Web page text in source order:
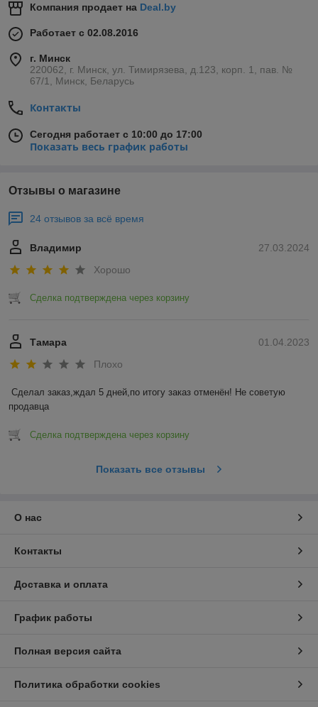
Компания продает на Deal.by
Работает с 02.08.2016
г. Минск
220062, г. Минск, ул. Тимирязева, д.123, корп. 1, пав. №
67/1, Минск, Беларусь
Контакты
Сегодня работает с 10:00 до 17:00
Показать весь график работы
Отзывы о магазине
24 отзывов за всё время
27.03.2024
Владимир
Хорошо
Сделка подтверждена через корзину
01.04.2023
Тамара
Плохо
Сделал заказ,ждал 5 дней,по итогу заказ отменён! Не советую
продавца
Сделка подтверждена через корзину
Показать все отзывы
О нас
Контакты
Доставка и оплата
График работы
Полная версия сайта
Политика обработки cookies